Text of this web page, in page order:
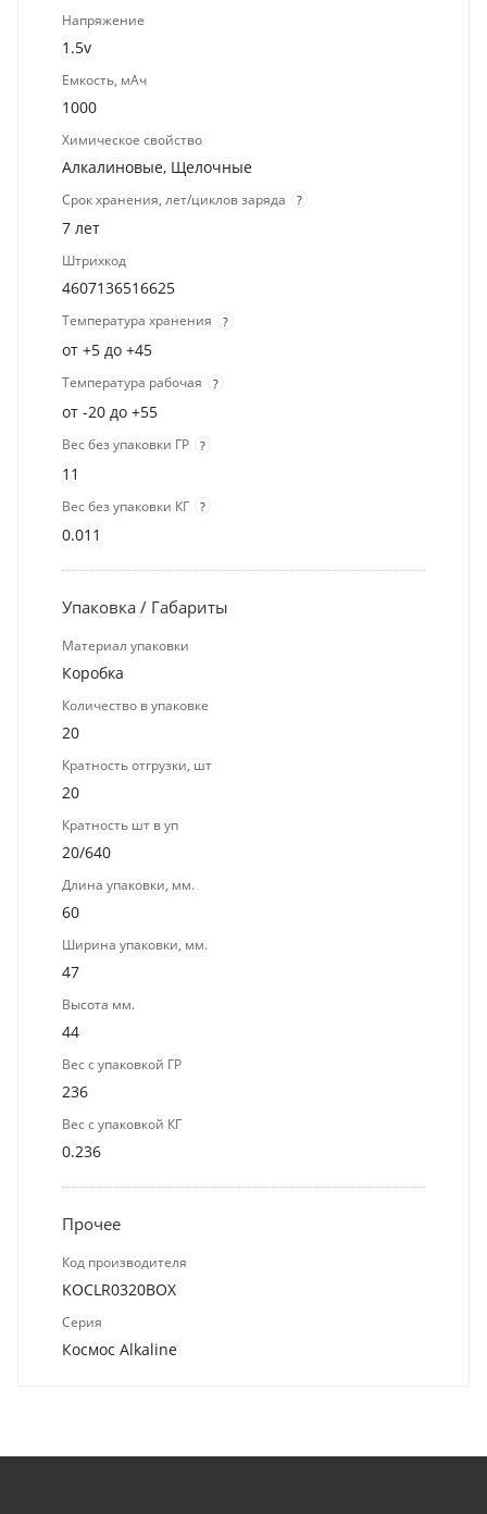
Напряжение
1.5v
Емкость, мАч
1000
Химическое свойство
Алкалиновые, Щелочные
Срок хранения, лет/циклов заряда ?
7 лет
Штрихкод
4607136516625
Температура хранения ?
от +5 до +45
Температура рабочая ?
от -20 до +55
Вес без упаковки ГР ?
11
Вес без упаковки КГ ?
0.011
Упаковка / Габариты
Материал упаковки
Коробка
Количество в упаковке
20
Кратность отгрузки, шт
20
Кратность шт в уп
20/640
Длина упаковки, мм.
60
Ширина упаковки, мм.
47
Высота мм.
44
Вес с упаковкой ГР
236
Вес с упаковкой КГ
0.236
Прочее
Код производителя
KOCLR0320BOX
Серия
Космос Alkaline